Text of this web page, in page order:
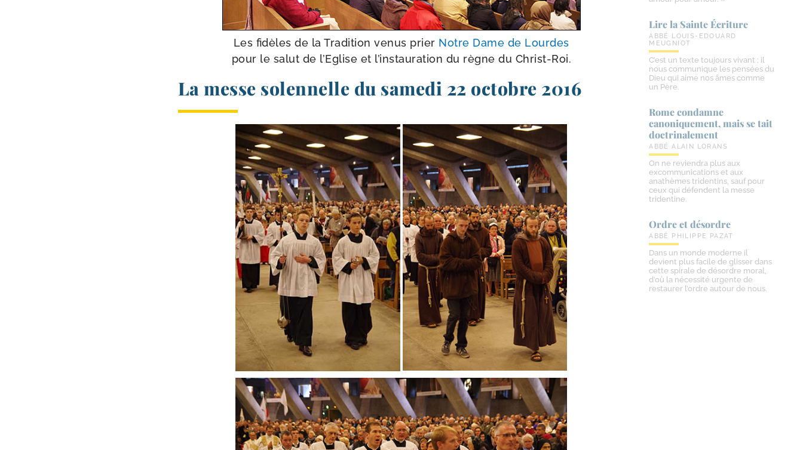
Les fidèles de la Tradition venus prier Notre Dame de Lourdes
pour le salut de l’Eglise et l’ins­tau­ra­tion du règne du Christ-Roi.
La messe solennelle du samedi 22 octobre 2016
Lire la Sainte Écriture
ABBÉ LOUIS-EDOUARD
MEUGNIOT
C’est un texte toujours vivant ; il
nous communique les pensées du
Dieu qui aime nos âmes comme
un Père.
Rome condamne
canoniquement, mais se tait
doctrinalement
ABBÉ ALAIN LORANS
On ne reviendra plus aux
excommunications et aux
anathèmes tridentins, sauf pour
ceux qui défendent la messe
tridentine.
Ordre et désordre
ABBÉ PHILIPPE PAZAT
Dans un monde moderne il
devient plus facile de glisser dans
cette spirale de désordre moral,
d’où la nécessité urgente de
restaurer l’ordre autour de nous.